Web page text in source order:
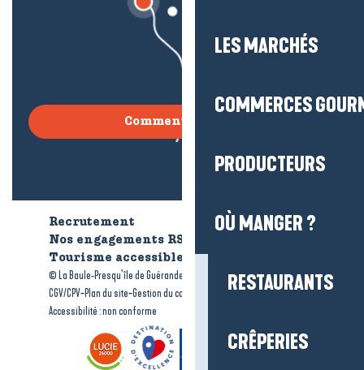
LES MARCHÉS
COMMERCES
PRODUCTEURS
OÙ MANGER ?
RESTAURANTS
CRÊPERIES
Comment venir ?
Recrutement
Qui sommes-nous ?
Nos engagements RSE
Tourisme accessible
© La Baule-Presqu’île de Guérande tourisme Mentions légales-
CGV/CPV-Plan du site-Gestion du consentement-
Accessibilité : non conforme